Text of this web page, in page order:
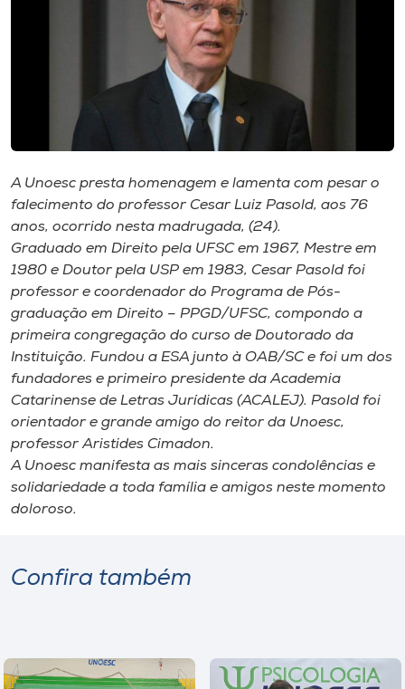
Rádio
Museu
Unoesc
Store
Selecione
o idioma
A+
A-
A Unoesc presta homenagem e lamenta com pesar o
falecimento do professor Cesar Luiz Pasold, aos 76
anos, ocorrido nesta madrugada, (24).
Graduado em Direito pela UFSC em 1967, Mestre em
1980 e Doutor pela USP em 1983, Cesar Pasold foi
professor e coordenador do Programa de Pós-
graduação em Direito – PPGD/UFSC, compondo a
primeira congregação do curso de Doutorado da
Instituição. Fundou a ESA junto à OAB/SC e foi um dos
fundadores e primeiro presidente da Academia
Catarinense de Letras Jurídicas (ACALEJ). Pasold foi
orientador e grande amigo do reitor da Unoesc,
professor Aristides Cimadon.
A Unoesc manifesta as mais sinceras condolências e
solidariedade a toda família e amigos neste momento
doloroso.
Confira também